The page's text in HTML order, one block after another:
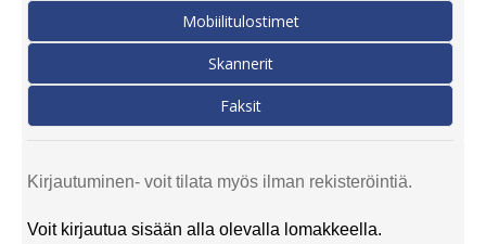
Mobiilitulostimet
Skannerit
Faksit
Kirjautuminen- voit tilata myös ilman rekisteröintiä.
Voit kirjautua sisään alla olevalla lomakkeella.